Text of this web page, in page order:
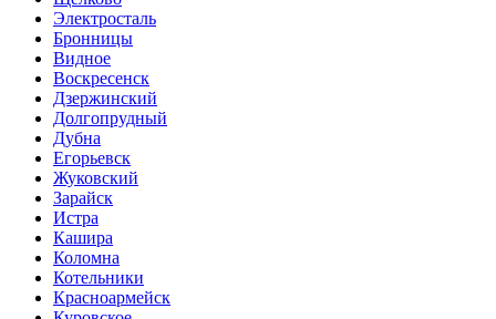
Электросталь
Бронницы
Видное
Воскресенск
Дзержинский
Долгопрудный
Дубна
Егорьевск
Жуковский
Зарайск
Истра
Кашира
Коломна
Котельники
Красноармейск